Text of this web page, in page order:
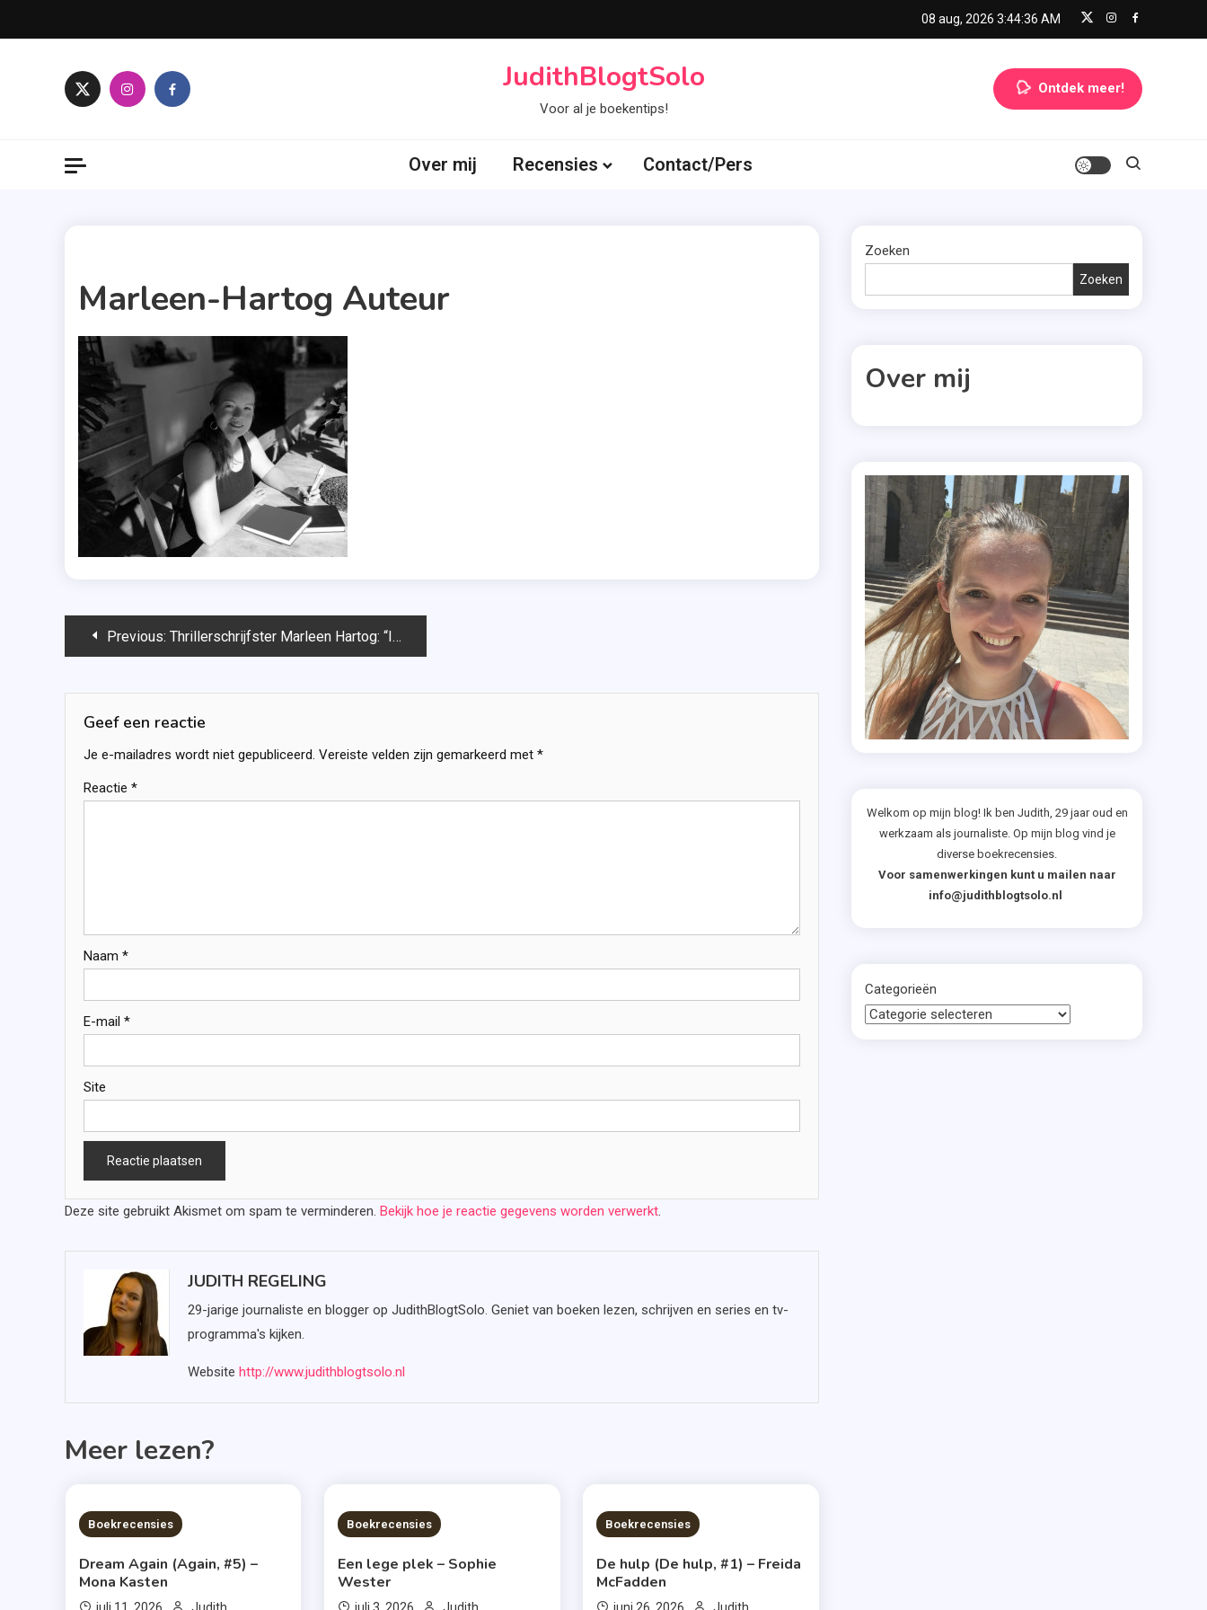
to
08 aug, 2026 3:44:37 AM
JudithBlogtSolo
Voor al je boekentips!
Ontdek meer!
Over mij Recensies Contact/Pers
Marleen-Hartog Auteur
Bericht
Previous: Thrillerschrijfster Marleen Hartog: “Ik weet heel goed wat ik wel en niet wil”
Geef een reactie
Je e-mailadres wordt niet gepubliceerd. Vereiste velden zijn gemarkeerd met *
Reactie *
Naam *
E-mail *
Site
Deze site gebruikt Akismet om spam te verminderen. Bekijk hoe je reactie gegevens worden verwerkt.
JUDITH REGELING
29-jarige journaliste en blogger op JudithBlogtSolo. Geniet van boeken lezen, schrijven en series en tv-
programma's kijken.
Website http://www.judithblogtsolo.nl
Meer lezen?
6 MINS READ
Boekrecensies
Dream Again (Again, #5) –
Mona Kasten
6 MINS READ
Boekrecensies
Een lege plek – Sophie
Wester
7 MINS READ
Boekrecensies
De hulp (De hulp, #1) – Freida
McFadden
Zoeken
Zoeken
Over mij
Welkom op mijn blog! Ik ben Judith, 29 jaar oud en
werkzaam als journaliste. Op mijn blog vind je
diverse boekrecensies.
Voor samenwerkingen kunt u mailen naar
info@judithblogtsolo.nl
Categorieën